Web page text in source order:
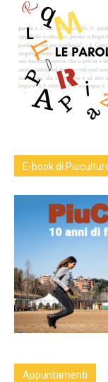
E-book di
Appuntamenti